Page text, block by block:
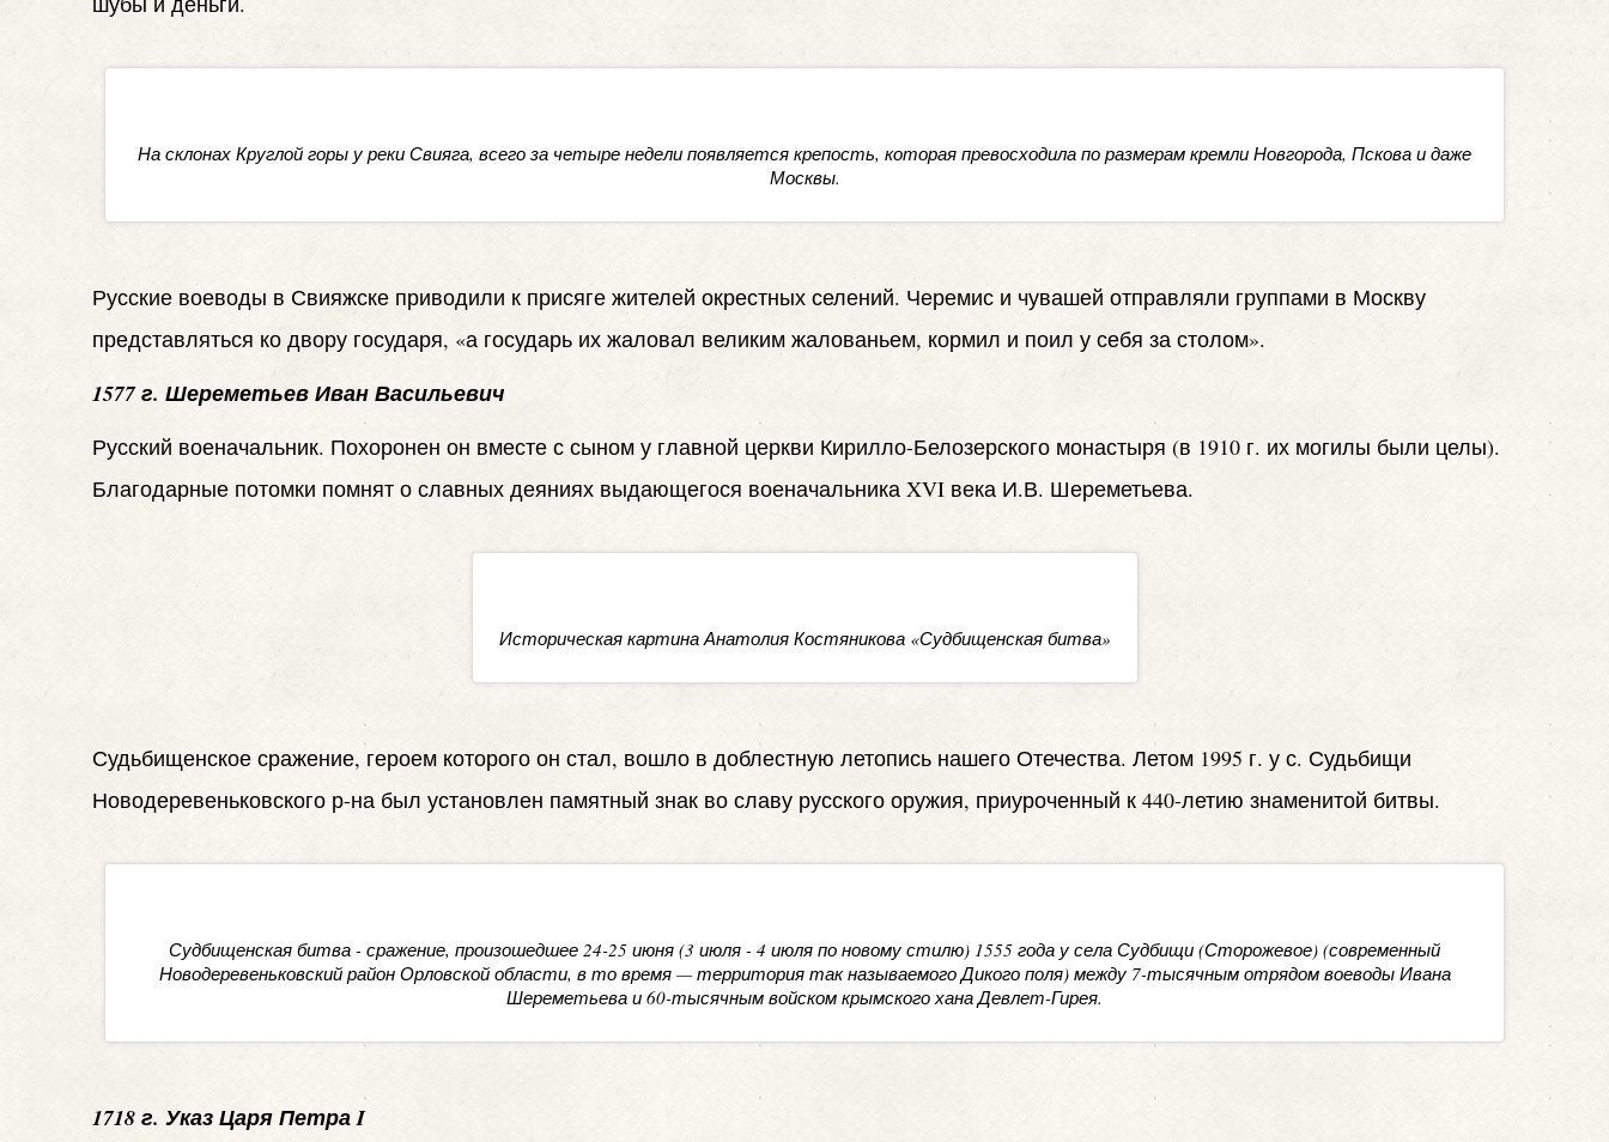
На склонах Круглой горы у реки Свияга, всего за четыре недели появляется крепость, которая превосходила по размерам кремли Новгорода, Пскова и даже
Москвы.
Русские воеводы в Свияжске приводили к присяге жителей окрестных селений. Черемис и чувашей отправляли группами в Москву
представляться ко двору государя, «а государь их жаловал великим жалованьем, кормил и поил у себя за столом».
1577 г. Шереметьев Иван Васильевич
Русский военачальник. Похоронен он вместе с сыном у главной церкви Кирилло-Белозерского монастыря (в 1910 г. их могилы были целы).
Благодарные потомки помнят о славных деяниях выдающегося военачальника XVI века И.В. Шереметьева.
Историческая картина Анатолия Костяникова «Судбищенская битва»
Судьбищенское сражение, героем которого он стал, вошло в доблестную летопись нашего Отечества. Летом 1995 г. у с. Судьбищи
Новодеревеньковского р-на был установлен памятный знак во славу русского оружия, приуроченный к 440-летию знаменитой битвы.
Судбищенская битва - сражение, произошедшее 24-25 июня (3 июля - 4 июля по новому стилю) 1555 года у села Судбищи (Сторожевое) (современный
Новодеревеньковский район Орловской области, в то время — территория так называемого Дикого поля) между 7-тысячным отрядом воеводы Ивана
Шереметьева и 60-тысячным войском крымского хана Девлет-Гирея.
1718 г. Указ Царя Петра I